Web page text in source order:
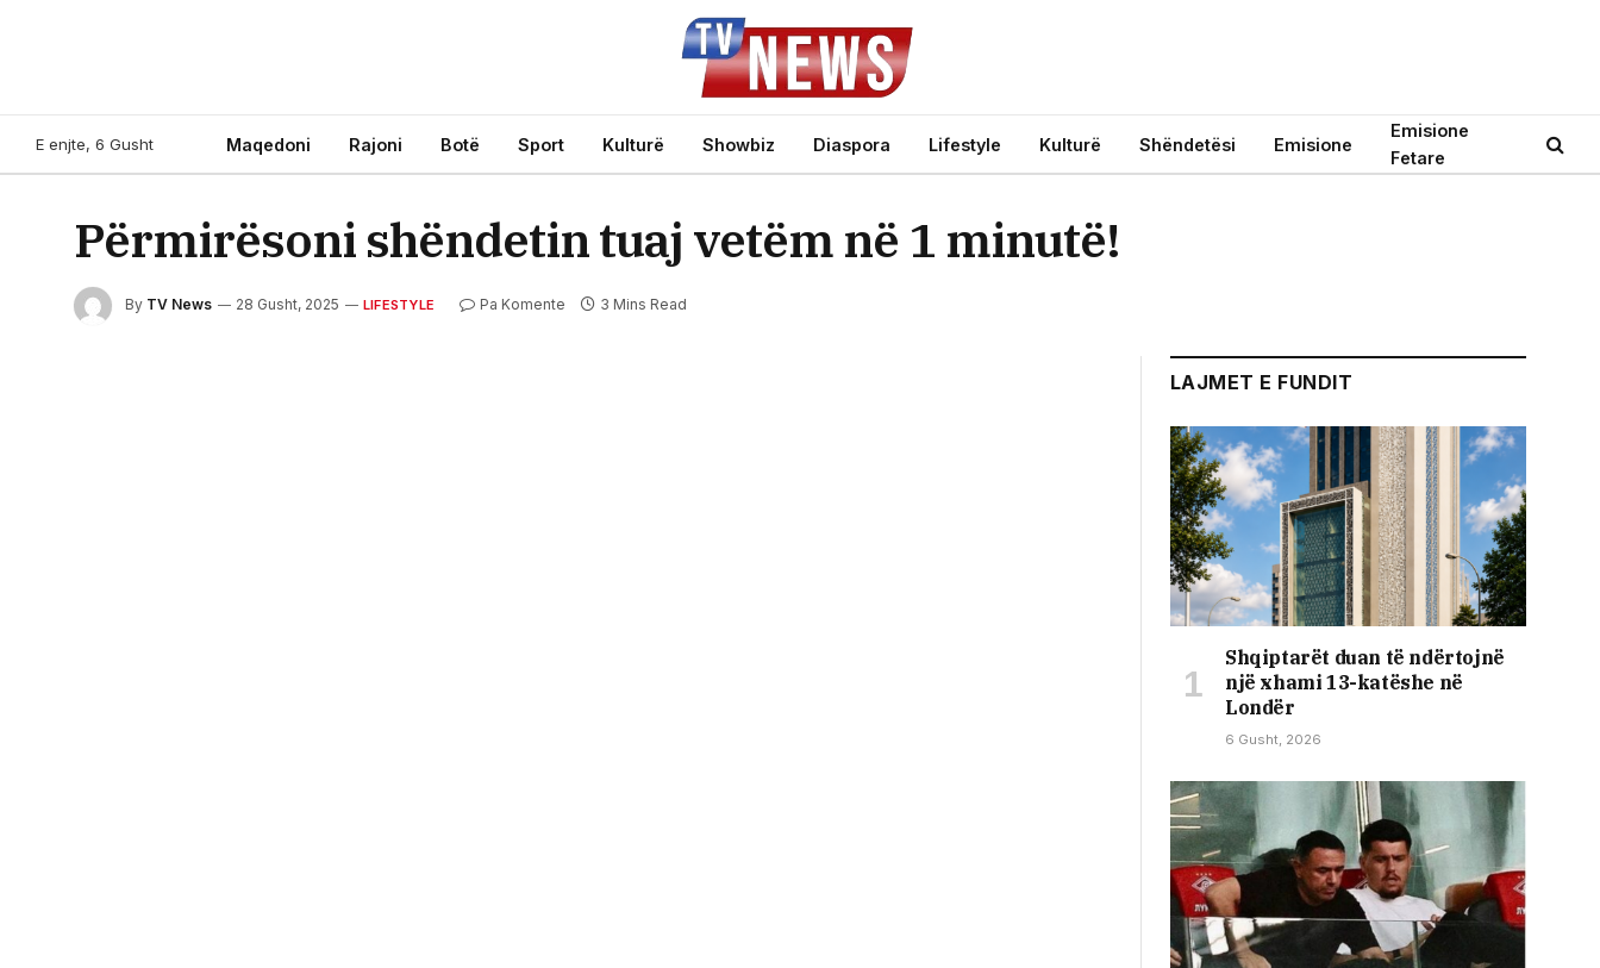
E enjte, 6 Gusht Maqedoni Rajoni Botë Sport Kulturë Showbiz Diaspora Lifestyle Kulturë Shëndetësi Emisione
Emisione
Fetare
Përmirësoni shëndetin tuaj vetëm në 1 minutë!
By TV News 28 Gusht, 2025 LIFESTYLE Pa Komente 3 Mins Read
LAJMET E FUNDIT
Shqiptarët duan të ndërtojnë
një xhami 13-katëshe në
Londër
6 Gusht, 2026